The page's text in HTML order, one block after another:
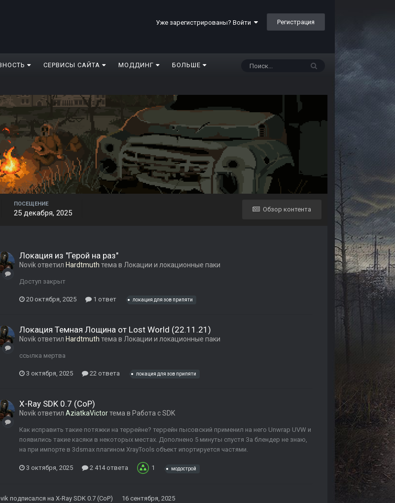
Уже зарегистрированы? Войти Регистрация
СЕРВИСЫ САЙТА МОДДИНГ БОЛЬШЕ
Обзор контента
ПОСЕЩЕНИЕ
25 декабря, 2025
Локация из "Герой на раз"
Novik ответил Hardtmuth тема в Локации и локационные паки
Доступ закрыт
20 октября, 2025 1 ответ локация для зов припяти
Локация Темная Лощина от Lost World (22.11.21)
Novik ответил Hardtmuth тема в Локации и локационные паки
ссылка мертва
3 октября, 2025 22 ответа локация для зов припяти
X-Ray SDK 0.7 (CoP)
Novik ответил AziatkaVictorтема в Работа с SDK
Как исправить такие потяжки на террейне? террейн пысовский применил на него Unwrap UVW и
появились такие касяки в некоторых местах. Дополнено 5 минуты спустя За блендер не знаю,
на при импорте в 3dsmax плагином XrayTools объект ипортируется частями.
3 октября, 2025 2 414 ответа 1 модострой
подписался на X-Ray SDK 0.7 (CoP) 16 сентября, 2025